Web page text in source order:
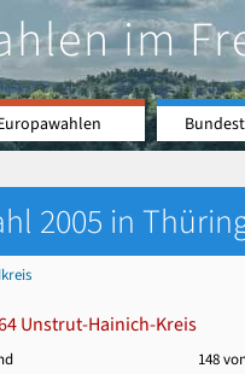
im
2005 in
Unstrut-Hainich-Kreis
148